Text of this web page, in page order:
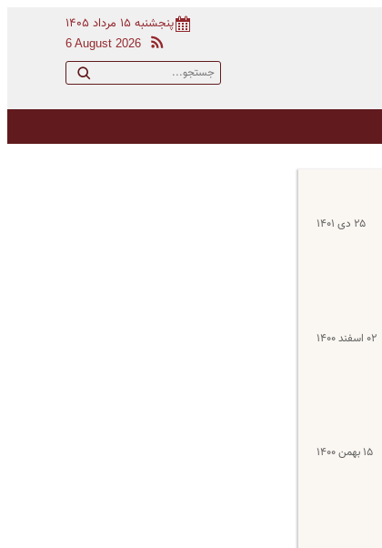
پنجشنبه ۱۵ مرداد ۱۴۰۵
6 August 2026
۲۵ دی ۱۴۰۱
۰۲ اسفند ۱۴۰۰
۱۵ بهمن ۱۴۰۰